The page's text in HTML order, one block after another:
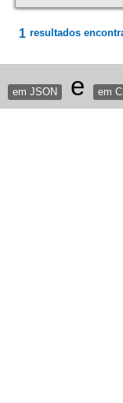
1 resultados
em JSON e em